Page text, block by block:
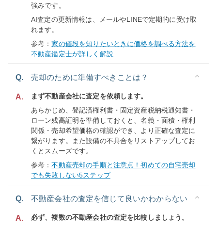
強みです。
AI査定の更新情報は、メールやLINEで定期的に受け取
れます。
参考：家の値段を知りたいときに価格を調べる方法を
不動産鑑定士が詳しく解説
Q. 売却のために準備すべきことは？
A.
まず不動産会社に査定を依頼します。
あらかじめ、登記済権利書・固定資産税納税通知書・
ローン残高証明を準備しておくと、名義・面積・権利
関係・売却希望価格の確認ができ、より正確な査定に
繋がります。また設備の不具合をリストアップしてお
くとスムーズです。
参考：不動産売却の手順と注意点！初めての自宅売却
でも失敗しない5ステップ
Q. 不動産会社の査定を信じて良いかわからない
A.
必ず、複数の不動産会社の査定を比較しましょう。